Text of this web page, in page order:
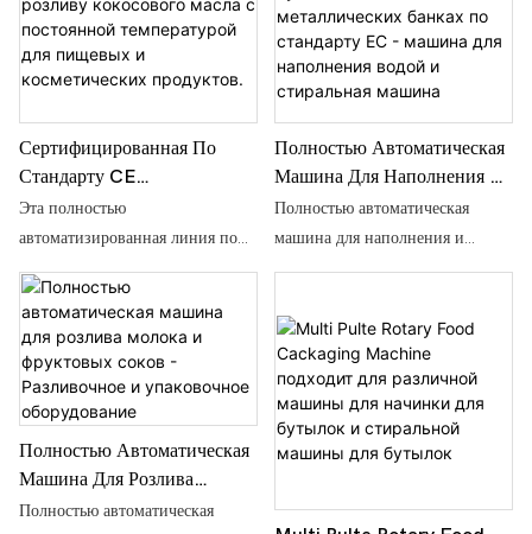
Сертифицированная По
Стандарту CE
Производственная Линия По
Розливу Кокосового Масла С
Для Пищевых И
Косметических Продуктов.
Эта полностью
автоматизированная линия по
розливу кокосового масла,
разработанная компанией
Shouda Machinery,
специально создана с учетом
особенности застывания
кокосового масла при
температуре ниже 24 °C.
Оснащенная накопительным
баком с подогревом при
Полностью Автоматическая
Машина Для Наполнения И
Упаковки Сухого Молока В
Металлических Банках По
Стиральная Машина
Полностью автоматическая
машина для наполнения и
упаковки сухого молока в
стандарту ЕС. Подробная
информация и цена о машине
для наполнения водой.
Стиральная машина от
полностью автоматической
упаковки сухого молока в
Полностью Автоматическая
Машина Для Розлива
Молока И Фруктовых Соков
Полностью автоматическая